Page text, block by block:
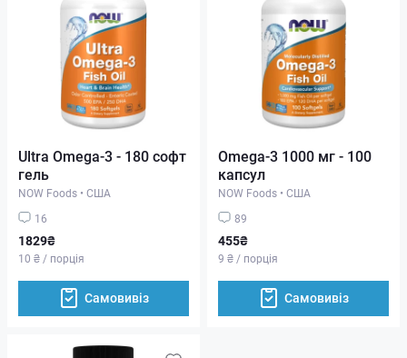
Ultra Omega-3 - 180 софт
гель
NOW Foods • США
16
1829₴
10 ₴ / порція
Самовивіз
Omega-3 1000 мг - 100
капсул
NOW Foods • США
89
455₴
9 ₴ / порція
Самовивіз